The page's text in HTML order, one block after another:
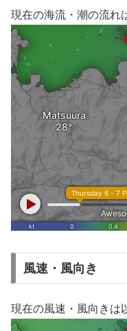
現在の海流・潮の流れ
風速・風向き
現在の風速・風向きは